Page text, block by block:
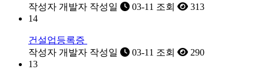
작성자 개발자 작성일 03-11 조회
313
14
건설업등록증
작성자 개발자 작성일 03-11 조회
290
13